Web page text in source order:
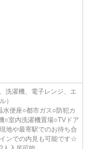
洗濯機、電子レンジ、エ
）
便座○都市ガス○防犯カ
○室内洗濯機置場○TVドア
地や最寄駅でのお待ち合
ンでの内見も可能です☆